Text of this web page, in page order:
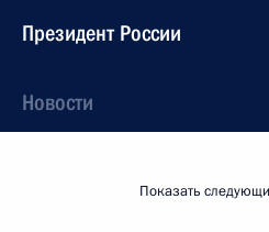
Президент России
Новости
Показать